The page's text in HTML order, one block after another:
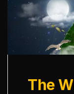
The